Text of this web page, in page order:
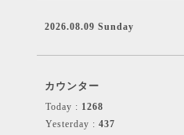
2026.08.09 Sunday
カウンター
Today : 1268
Yesterday : 437